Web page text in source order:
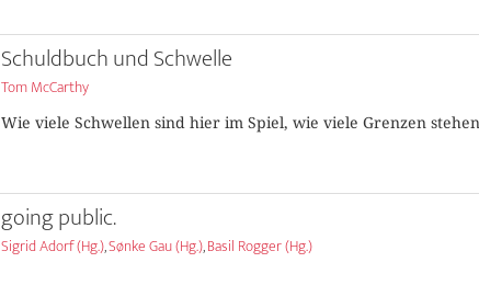
Schuldbuch und Schwelle
Tom McCarthy
Wie viele Schwellen sind hier im Spiel, wie viele Grenzen
going public.
Sigrid Adorf (Hg.),Sønke Gau (Hg.),Basil Rogger (Hg.)